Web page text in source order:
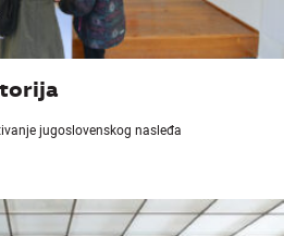
jugoslovenskog nasleđa